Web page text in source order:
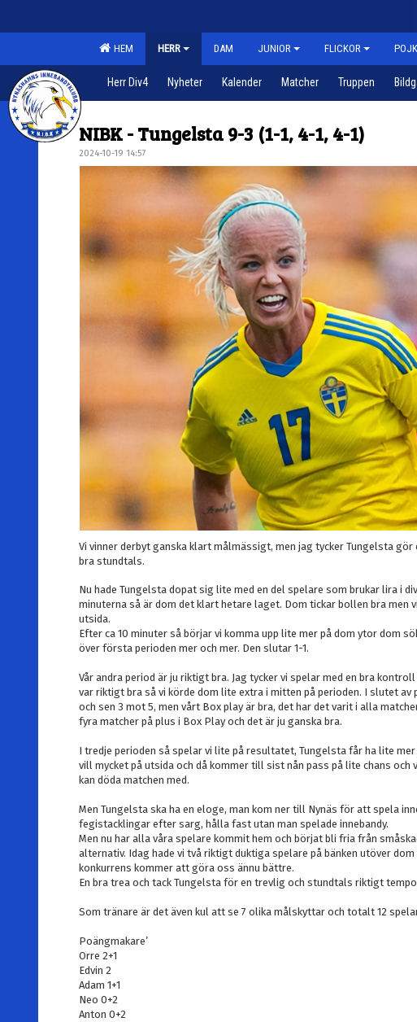
HEM HERR DAM JUNIOR FLICKOR
Herr Div4 Nyheter Kalender Matcher Truppen
NIBK - Tungelsta 9-3 (1-1, 4-1, 4-1)
2024-10-19 14:57
Vi vinner derbyt ganska klart målmässigt, men jag tycker Tungelsta gör
bra stundtals.
Nu hade Tungelsta dopat sig lite med en del spelare som brukar lira i
minuterna så är dom det klart hetare laget. Dom tickar bollen bra men
utsida.
Efter ca 10 minuter så börjar vi komma upp lite mer på dom ytor dom
över första perioden mer och mer. Den slutar 1-1.
Vår andra period är ju riktigt bra. Jag tycker vi spelar med en bra
var riktigt bra så vi körde dom lite extra i mitten på perioden. I slutet av
och sen 3 mot 5, men vårt Box play är bra, det har det varit i alla
fyra matcher på plus i Box Play och det är ju ganska bra.
I tredje perioden så spelar vi lite på resultatet, Tungelsta får ha lite
vill mycket på utsida och då kommer till sist nån pass på lite chans och
kan döda matchen med.
Men Tungelsta ska ha en eloge, man kom ner till Nynäs för att spela
fegistacklingar efter sarg, hålla fast utan man spelade innebandy.
Men nu har alla våra spelare kommit hem och börjat bli fria från
alternativ. Idag hade vi två riktigt duktiga spelare på bänken utöver dom
konkurrens kommer att göra oss ännu bättre.
En bra trea och tack Tungelsta för en trevlig och stundtals riktigt
Som tränare är det även kul att se 7 olika målskyttar och totalt 12
Poängmakare’
Orre 2+1
Edvin 2
Adam 1+1
Neo 0+2
Anton 0+2